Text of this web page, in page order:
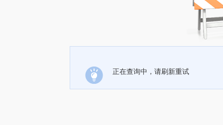
正在查询中，请刷新重试